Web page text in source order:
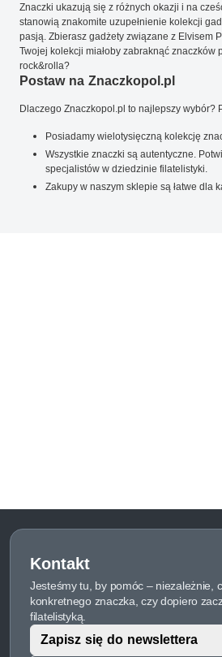
Znaczki ukazują się z różnych okazji i na
stanowią znakomite uzupełnienie kolekcji
pasją. Zbierasz gadżety związane z Elvisem
Twojej kolekcji miałoby zabraknąć znaczków
rock&rolla?
Postaw na Znaczkopol.pl
Dlaczego Znaczkopol.pl to najlepszy wybór?
Posiadamy wielotysięczną kolekcję
Wszystkie znaczki są autentyczne.
specjalistów w dziedzinie filatelistyki.
Zakupy w naszym sklepie są łatwe dla
Kontakt
Jesteśmy tu, by pomóc – niezależnie,
konkretnego znaczka, czy dopiero
filatelistyką.
Zapisz się do newslettera